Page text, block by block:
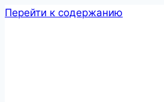
Перейти к содержанию